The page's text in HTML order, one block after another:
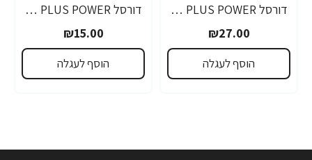
דורסל PLUS POWER סוללות 9V אריזת 1 יחידות - מבית Duracell
₪27.00
הוסף לעגלה
דורסל PLUS POWER סוללות AAA אריזת 4 יחידות - מבית Duracell
₪15.00
הוסף לעגלה